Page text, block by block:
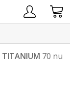
TITANIUM 70 nu